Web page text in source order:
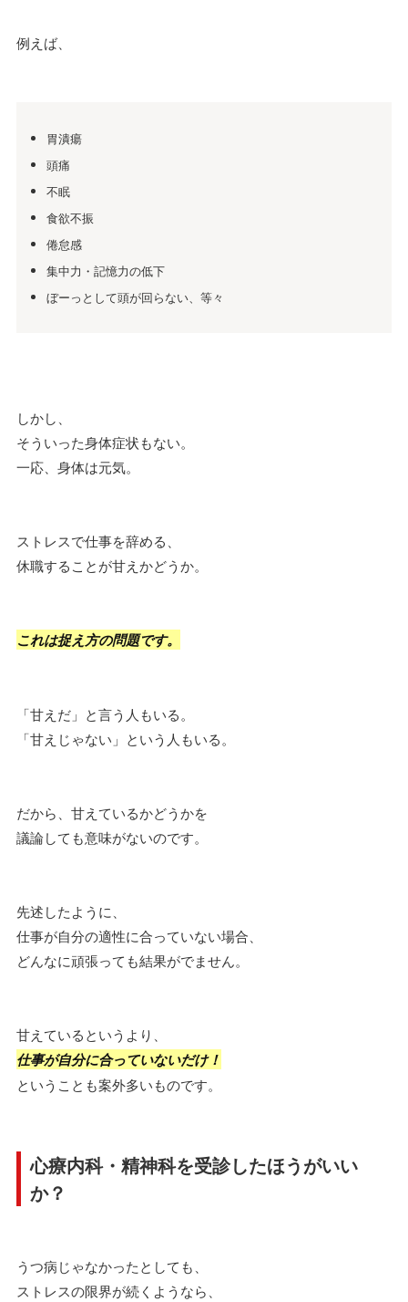
例えば、
胃潰瘍
頭痛
不眠
食欲不振
倦怠感
集中力・記憶力の低下
ぼーっとして頭が回らない、等々
しかし、
そういった身体症状もない。
一応、身体は元気。
ストレスで仕事を辞める、
休職することが甘えかどうか。
これは捉え方の問題です。
「甘えだ」と言う人もいる。
「甘えじゃない」という人もいる。
だから、甘えているかどうかを
議論しても意味がないのです。
先述したように、
仕事が自分の適性に合っていない場合、
どんなに頑張っても結果がでません。
甘えているというより、
仕事が自分に合っていないだけ！
ということも案外多いものです。
心療内科・精神科を受診したほうがいい
か？
うつ病じゃなかったとしても、
ストレスの限界が続くようなら、